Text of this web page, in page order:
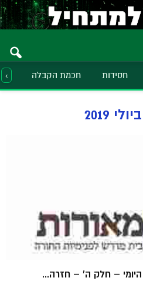
חסידות חכמת הקבלה ‹
– חלק ה' – חזרה...